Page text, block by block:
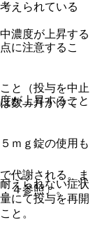
濃度が上昇する
が上昇すること
代謝される。ま
４参照〕。
えられている
に注意するこ
と（投与を中止
数ヵ月かけて
ｍｇ錠の使用も
えられない症状
にて投与を再開
と。